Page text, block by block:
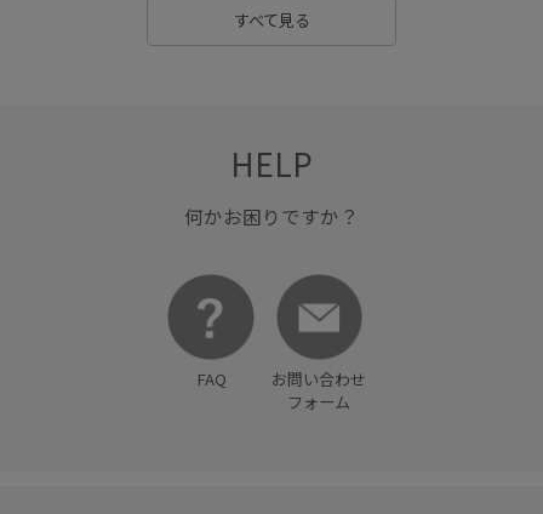
すべて見る
HELP
何かお困りですか？
FAQ
お問い合わせ
フォーム